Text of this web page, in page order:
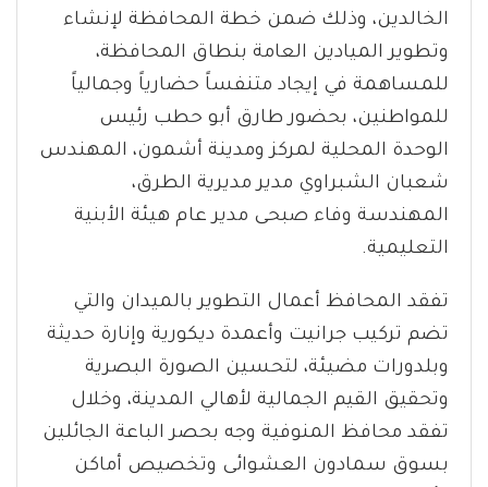
الخالدين، وذلك ضمن خطة المحافظة لإنشاء
وتطوير الميادين العامة بنطاق المحافظة،
للمساهمة في إيجاد متنفساً حضارياً وجمالياً
للمواطنين، بحضور طارق أبو حطب رئيس
الوحدة المحلية لمركز ومدينة أشمون، المهندس
شعبان الشبراوي مدير مديرية الطرق،
المهندسة وفاء صبحى مدير عام هيئة الأبنية
التعليمية.
تفقد المحافظ أعمال التطوير بالميدان والتي
تضم تركيب جرانيت وأعمدة ديكورية وإنارة حديثة
وبلدورات مضيئة، لتحسين الصورة البصرية
وتحقيق القيم الجمالية لأهالي المدينة، وخلال
تفقد محافظ المنوفية وجه بحصر الباعة الجائلين
بسوق سمادون العشوائى وتخصيص أماكن